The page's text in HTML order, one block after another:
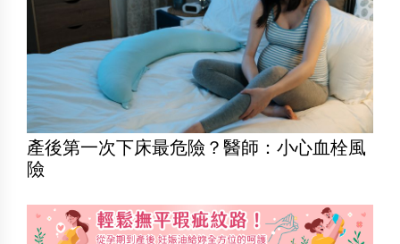
產後第一次下床最危險？醫師：小心血栓風
險